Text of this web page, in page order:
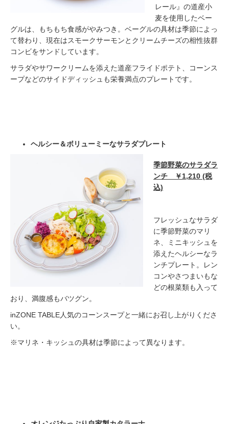
レール』の道産小
麦を使用したベー
グルは、もちもち食感がやみつき。ベーグルの具材は季節によっ
て替わり、現在はスモークサーモンとクリームチーズの相性抜群
コンビをサンドしています。
サラダやサワークリームを添えた道産フライドポテト、コーンス
ープなどのサイドディッシュも栄養満点のプレートです。
ヘルシー＆ボリューミーなサラダプレート
季節野菜のサラダラ
ンチ ￥1,210 (税
込)
フレッシュなサラダ
に季節野菜のマリ
ネ、ミニキッシュを
添えたヘルシーなラ
ンチプレート。レン
コンやさつまいもな
どの根菜類も入って
おり、満腹感もバツグン。
inZONE TABLE人気のコーンスープと一緒にお召し上がりくださ
い。
※マリネ・キッシュの具材は季節によって異なります。